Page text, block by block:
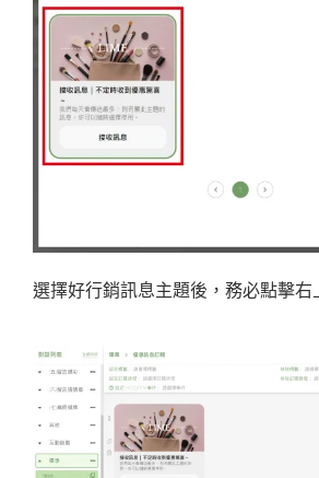
選擇好行銷訊息主題後，務必點擊右